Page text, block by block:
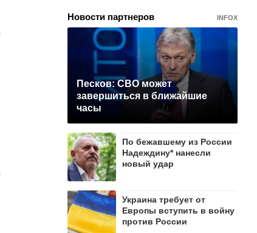
Новости партнеров INFOX
Песков: СВО может
завершиться в ближайшие
часы
По бежавшему из России
Надеждину* нанесли
новый удар
Украина требует от
Европы вступить в войну
против России